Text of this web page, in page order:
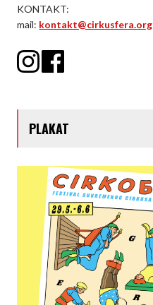
KONTAKT:
mail: kontakt@cirkusfera.org
PLAKAT